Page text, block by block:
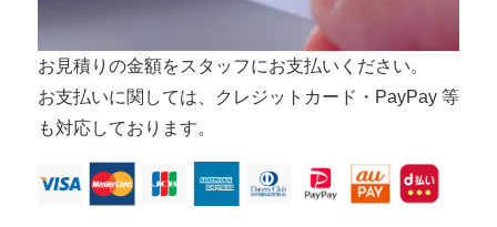
お見積りの金額をスタッフにお支払いください。
お支払いに関しては、クレジットカード・PayPay 等
も対応しております。